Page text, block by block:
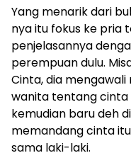
Yang menarik dari
nya itu fokus ke pria
penjelasannya
perempuan dulu.
Cinta, dia
wanita tentang cinta
kemudian baru deh
memandang cinta
sama laki-laki.